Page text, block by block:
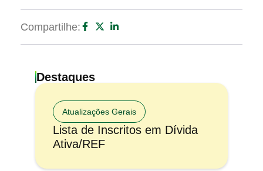
Compartilhe:
Destaques
Atualizações Gerais
Lista de Inscritos em Dívida
Ativa/REF